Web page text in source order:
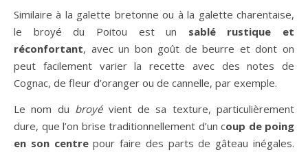
Similaire à la galette bretonne ou à la galette charentaise,
le broyé du Poitou est un sablé rustique et
réconfortant, avec un bon goût de beurre et dont on
peut facilement varier la recette avec des notes de
Cognac, de fleur d’oranger ou de cannelle, par exemple.
Le nom du broyévient de sa texture, particulièrement
dure, que l’on brise traditionnellement d’un coup de poing
en son centrepour faire des parts de gâteau inégales.